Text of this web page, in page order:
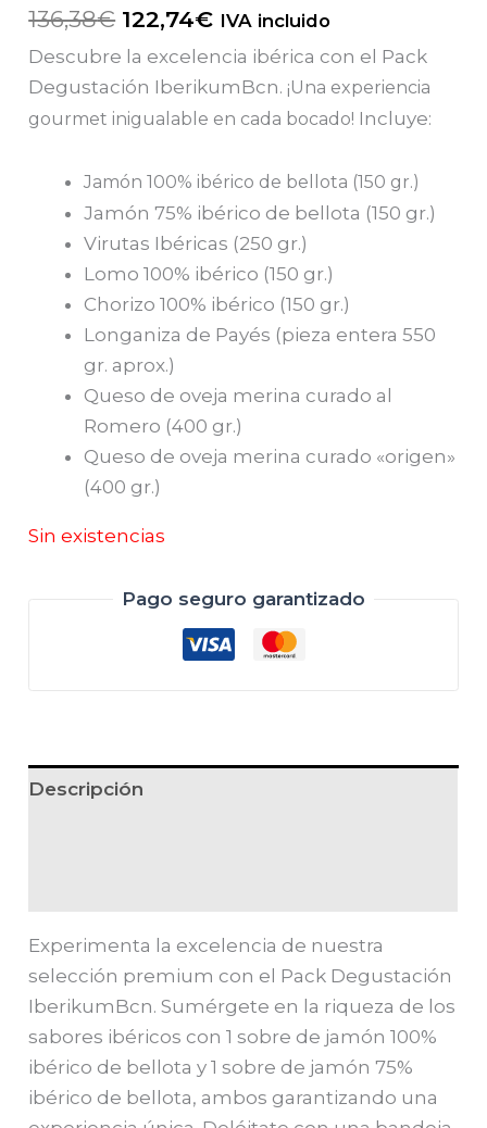
con5.00de
valoración
de un cliente
136,38€ El
precio
original
era:
122,74€El
precio
actual
es:
IVA incluido
Descubre la excelencia ibérica con el Pack
Degustación IberikumBcn. ¡Una experiencia
gourmet inigualable en cada bocado! Incluye:
Jamón 100% ibérico de bellota (150 gr.)
Jamón 75% ibérico de bellota (150 gr.)
Virutas Ibéricas (250 gr.)
Lomo 100% ibérico (150 gr.)
Chorizo 100% ibérico (150 gr.)
Longaniza de Payés (pieza entera 550
gr. aprox.)
Queso de oveja merina curado al
Romero (400 gr.)
Queso de oveja merina curado «origen»
(400 gr.)
Sin existencias
Pago seguro garantizado
Descripción
Experimenta la excelencia de nuestra
selección premium con el Pack Degustación
IberikumBcn. Sumérgete en la riqueza de los
sabores ibéricos con 1 sobre de jamón 100%
ibérico de bellota y 1 sobre de jamón 75%
ibérico de bellota, ambos garantizando una